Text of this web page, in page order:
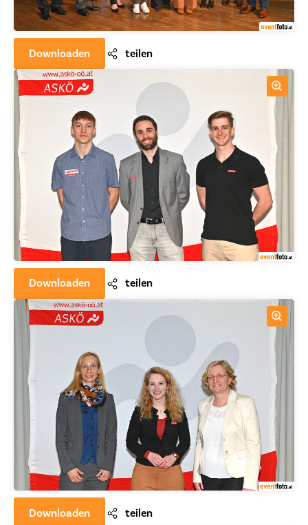
Downloaden teilen
Downloaden teilen
Downloaden teilen